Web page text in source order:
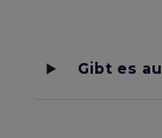
Gibt es